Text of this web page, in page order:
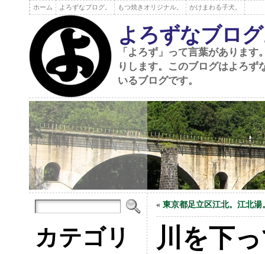
ホーム よろずなブログ。 もつ焼きオリジナル。 かけまわる子犬。
よろずなブロ
「よろず」って言葉がありま
りします。このブログはよろず
いるブログです。
カテゴリ
« 東京都足立区江北。江北湯
川を下